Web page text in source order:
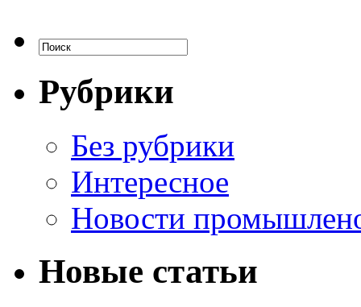
Рубрики
Без рубрики
Интересное
Новости
Новые статьи